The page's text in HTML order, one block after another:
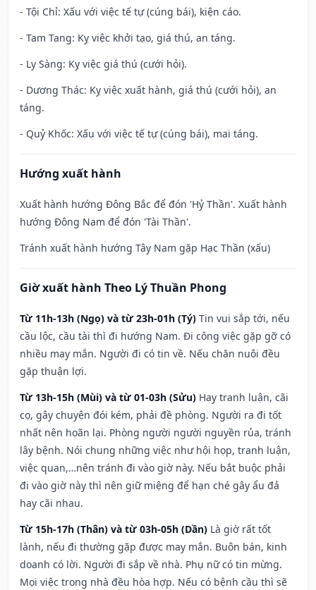
- Tội Chỉ: Xấu với việc tế tự (cúng bái), kiện cáo.
- Tam Tang: Kỵ việc khởi tạo, giá thú, an táng.
- Ly Sàng: Kỵ việc giá thú (cưới hỏi).
- Dương Thác: Kỵ việc xuất hành, giá thú (cưới hỏi), an
táng.
- Quỷ Khốc: Xấu với việc tế tự (cúng bái), mai táng.
Hướng xuất hành
Xuất hành hướng Đông Bắc để đón 'Hỷ Thần'. Xuất hành
hướng Đông Nam để đón 'Tài Thần'.
Tránh xuất hành hướng Tây Nam gặp Hạc Thần (xấu)
Giờ xuất hành Theo Lý Thuần Phong
Từ 11h-13h (Ngọ) và từ 23h-01h (Tý) Tin vui sắp tới, nếu
cầu lộc, cầu tài thì đi hướng Nam. Đi công việc gặp gỡ có
nhiều may mắn. Người đi có tin về. Nếu chăn nuôi đều
gặp thuận lợi.
Từ 13h-15h (Mùi) và từ 01-03h (Sửu) Hay tranh luận, cãi
cọ, gây chuyện đói kém, phải đề phòng. Người ra đi tốt
nhất nên hoãn lại. Phòng người người nguyền rủa, tránh
lây bệnh. Nói chung những việc như hội họp, tranh luận,
việc quan,…nên tránh đi vào giờ này. Nếu bắt buộc phải
đi vào giờ này thì nên giữ miệng để hạn ché gây ẩu đả
hay cãi nhau.
Từ 15h-17h (Thân) và từ 03h-05h (Dần) Là giờ rất tốt
lành, nếu đi thường gặp được may mắn. Buôn bán, kinh
doanh có lời. Người đi sắp về nhà. Phụ nữ có tin mừng.
Mọi việc trong nhà đều hòa hợp. Nếu có bệnh cầu thì sẽ